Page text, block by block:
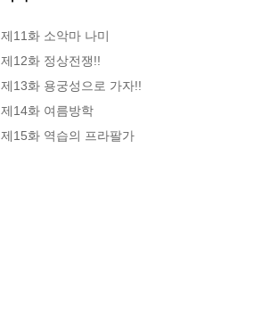
제11화 소악마 나미
제12화 정상전쟁!!
제13화 용궁성으로 가자!!
제14화 여름방학
제15화 역습의 프라팔가